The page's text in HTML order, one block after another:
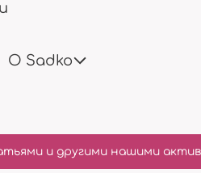
и другими нашими
О Sadko